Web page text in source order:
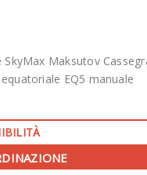
Maksutov
EQ5 manuale